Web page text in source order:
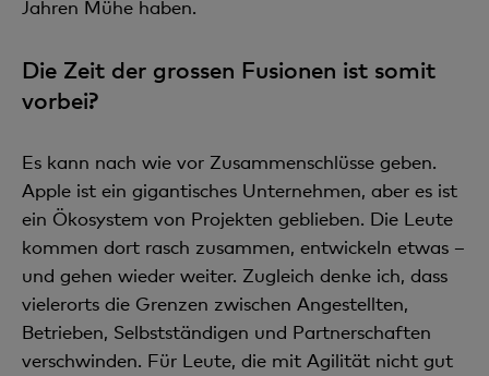
Jahren Mühe haben.
Die Zeit der grossen Fusionen ist somit
vorbei?
Es kann nach wie vor Zusammenschlüsse geben.
Apple ist ein gigantisches Unternehmen, aber es ist
ein Ökosystem von Projekten geblieben. Die Leute
kommen dort rasch zusammen, entwickeln etwas –
und gehen wieder weiter. Zugleich denke ich, dass
vielerorts die Grenzen zwischen Angestellten,
Betrieben, Selbstständigen und Partnerschaften
verschwinden. Für Leute, die mit Agilität nicht gut